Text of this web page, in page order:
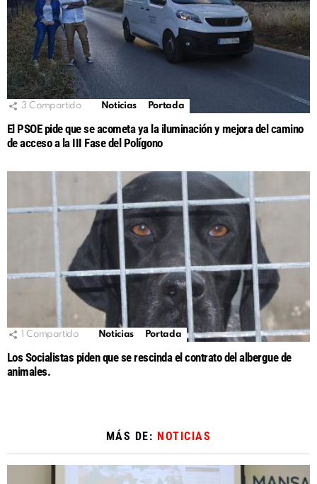
3 Compartido Noticias Portada
El PSOE pide que se acometa ya la iluminación y mejora del camino
de acceso a la III Fase del Polígono
Compartido Noticias Portada
Los Socialistas piden que se rescinda el contrato del albergue de
animales.
MÁS DE: NOTICIAS